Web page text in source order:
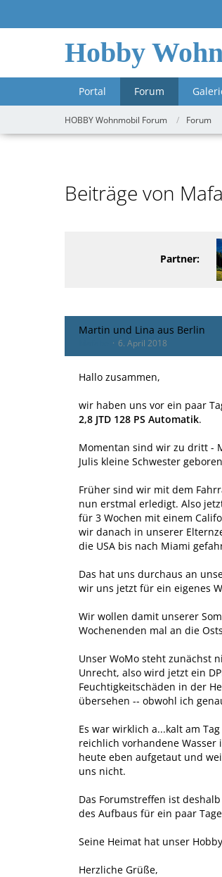
Hobby
Portal Forum
HOBBY Wohnmobil Forum Forum
Beiträge von
Partner:
Martin und Lina aus Berlin
6. April 2018
Hallo zusammen,
wir haben uns vor ein paar
2,8 JTD 128 PS Automatik.
Momentan sind wir zu dritt -
Julis kleine Schwester
Früher sind wir mit dem
nun erstmal erledigt. Also
für 3 Wochen mit einem
wir danach in unserer
die USA bis nach Miami
Das hat uns durchaus an
wir uns jetzt für ein eigenes
Wir wollen damit unserer
Wochenenden mal an die
Unser WoMo steht zunächst
Unrecht, also wird jetzt ein
Feuchtigkeitschäden in der
übersehen -- obwohl ich
Es war wirklich a...kalt am
reichlich vorhandene
heute eben aufgetaut und
uns nicht.
Das Forumstreffen ist
des Aufbaus für ein paar
Seine Heimat hat unser
Herzliche Grüße,